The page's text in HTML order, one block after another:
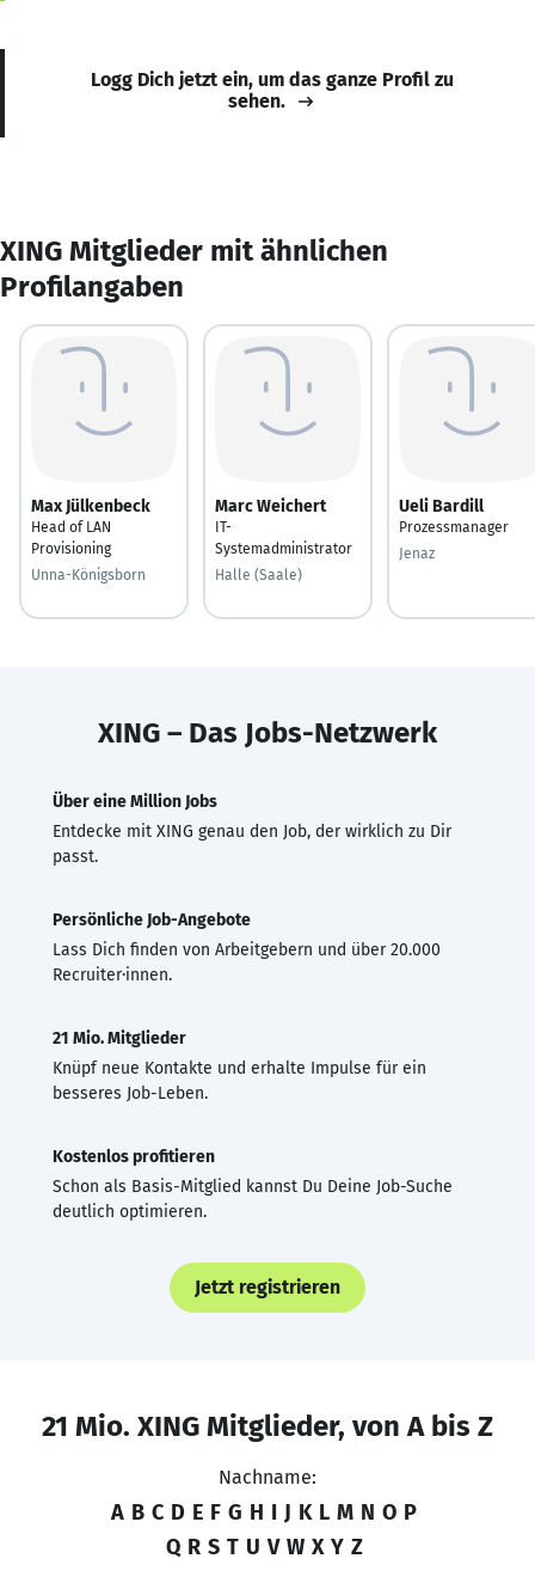
Logg Dich jetzt ein, um das ganze Profil zu
sehen.
XING Mitglieder mit ähnlichen
Profilangaben
Max Jülkenbeck
Head of LAN
Provisioning
Unna-Königsborn
Marc Weichert
IT-
Systemadministrator
Halle (Saale)
Ueli Bardill
Prozessmanager
Jenaz
XING – Das Jobs-Netzwerk
Über eine Million Jobs
Entdecke mit XING genau den Job, der wirklich zu Dir
passt.
Persönliche Job-Angebote
Lass Dich finden von Arbeitgebern und über 20.000
Recruiter·innen.
21 Mio. Mitglieder
Knüpf neue Kontakte und erhalte Impulse für ein
besseres Job-Leben.
Kostenlos profitieren
Schon als Basis-Mitglied kannst Du Deine Job-Suche
deutlich optimieren.
Jetzt registrieren
21 Mio. XING Mitglieder, von A bis Z
Nachname:
A B C D E F G H I J K L M N O P
Q R S T U V W X Y Z